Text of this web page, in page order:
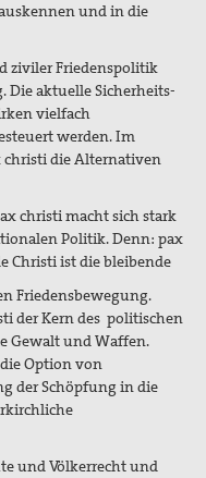
und in die
ziviler Friedenspolitik
Die aktuelle Sicherheits-
vielfach
werden. Im
christi die Alternativen
christi macht sich stark
Politik. Denn: pax
Christi ist die bleibende
Friedensbewegung.
der Kern des politischen
Gewalt und Waffen.
Option von
der Schöpfung in die
und Völkerrecht und